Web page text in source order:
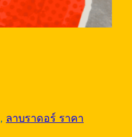
, ลาบราดอร์ ราคา